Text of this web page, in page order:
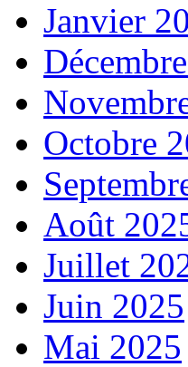
Janvier
Octobre
Août
Juillet
Juin 2025
Mai 2025